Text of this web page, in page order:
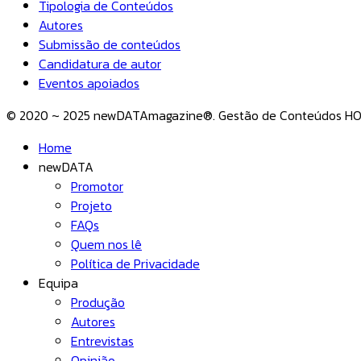
Tipologia de Conteúdos
Autores
Submissão de conteúdos
Candidatura de autor
Eventos apoiados
© 2020 ~ 2025 newDATAmagazine®. Gestão de Conteúdos
Home
newDATA
Promotor
Projeto
FAQs
Quem nos lê
Política de Privacidade
Equipa
Produção
Autores
Entrevistas